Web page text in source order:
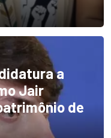
a
Jair
de